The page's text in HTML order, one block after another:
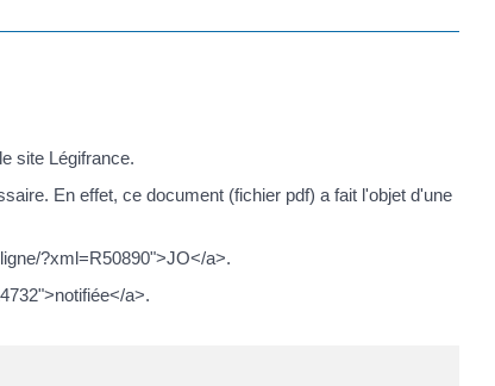
site Légifrance.
En effet, ce document (fichier pdf) a fait l'objet d'une
?xml=R50890">JO</a>.
a>.